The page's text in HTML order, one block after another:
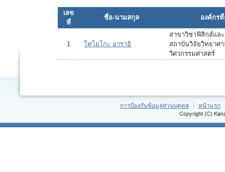
เลข
ที่
ชื่อ-นามสกุล องค์กร
1 โทโยโกะ อาราอิ
สาขาวิชาฟิสิกส์แล
สถาบันวิจัยวิทยาศ
วิศวกรรมศาสตร์
การป้องกันข้อมูลส่วนบุคคล หน้าแรก